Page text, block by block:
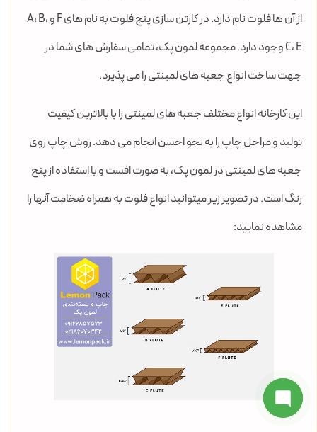
از آن ها فلوت نام دارد. در کارتن سازی پنج فلوت به نام های F و A، B،
C، E وجود دارد. مجموعه لمون پک، تمامی سفارش های شما در
جهت ساخت انواع جعبه های لمینتی را می پذیرد.
این کارخانه انواع مختلف جعبه های لمینتی را با بالاترین کیفیت
تولید و مراحل چاپ را به نحو احسن انجام می دهد. روش چاپ روی
جعبه های لمینتی در لمون پک، به صورت افست و با استفاده از پنج
رنگ است. در تصویر زیر میتوانید انواع فلوت به همراه ضخامت آنها را
مشاهده نمایید: